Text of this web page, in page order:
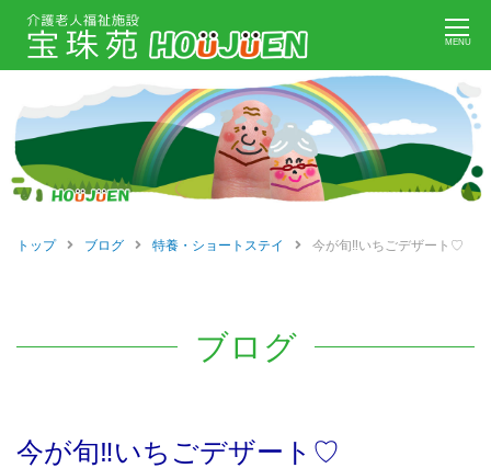
Skip
MENU
トップ ブログ 特養・ショートステイ 今が旬‼いちごデザート♡
ブログ
今が旬‼いちごデザート♡